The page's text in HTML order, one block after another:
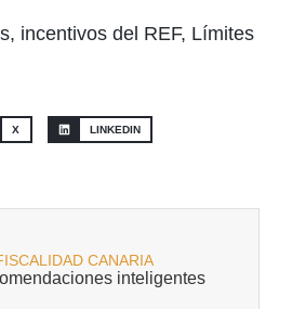
, incentivos del REF, Límites
X LINKEDIN
CANARIA
inteligentes